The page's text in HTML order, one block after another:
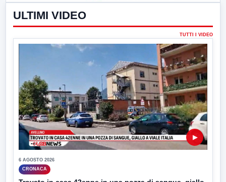
ULTIMI VIDEO
TUTTI I VIDEO
▶
6 AGOSTO 2026
CRONACA